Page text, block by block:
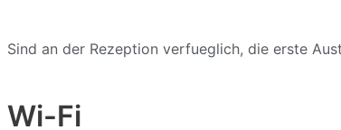
Sind an der Rezeption verfueglich, die erste
Wi-Fi